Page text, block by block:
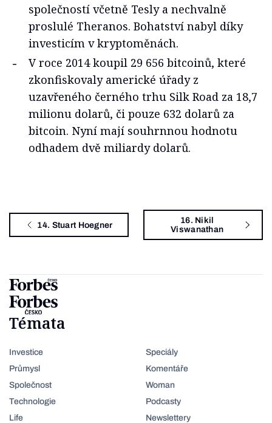
společností včetně Tesly a nechvalně
proslulé Theranos. Bohatství nabyl díky
investicím v kryptoměnách.
V roce 2014 koupil 29 656 bitcoinů, které
zkonfiskovaly americké úřady z
uzavřeného černého trhu Silk Road za 18,7
milionu dolarů, či pouze 632 dolarů za
bitcoin. Nyní mají souhrnnou hodnotu
odhadem dvě miliardy dolarů.
14. Stuart Hoegner
16. Nikil
Viswanathan
Témata
Investice
Průmysl
Společnost
Technologie
Life
Speciály
Komentáře
Woman
Podcasty
Newslettery